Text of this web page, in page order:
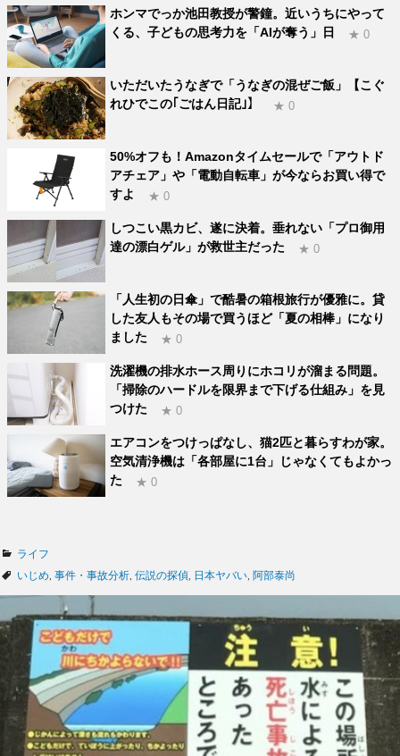
ホンマでっか池田教授が警鐘。近いうちにやって
くる、子どもの思考力を「AIが奪う」日
★ 0
いただいたうなぎで「うなぎの混ぜご飯」【こぐ
れひでこの｢ごはん日記｣】
★ 0
50%オフも！Amazonタイムセールで「アウトド
アチェア」や「電動自転車」が今ならお買い得で
すよ
★ 0
しつこい黒カビ、遂に決着。垂れない「プロ御用
達の漂白ゲル」が救世主だった
★ 0
「人生初の日傘」で酷暑の箱根旅行が優雅に。貸
した友人もその場で買うほど「夏の相棒」になり
ました
★ 0
洗濯機の排水ホース周りにホコリが溜まる問題。
「掃除のハードルを限界まで下げる仕組み」を見
つけた
★ 0
エアコンをつけっぱなし、猫2匹と暮らすわが家。
空気清浄機は「各部屋に1台」じゃなくてもよかっ
た
★ 0
カ
テ
ー
ライフ
タ
いじめ 事件・事故分析 伝説の探偵 日本ヤバい 阿部泰尚